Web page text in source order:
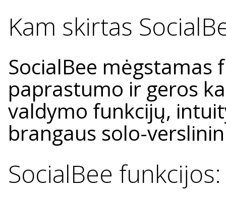
Kam skirtas
SocialBee
paprastumo ir geros
valdymo funkcijų,
brangaus solo-
SocialBee